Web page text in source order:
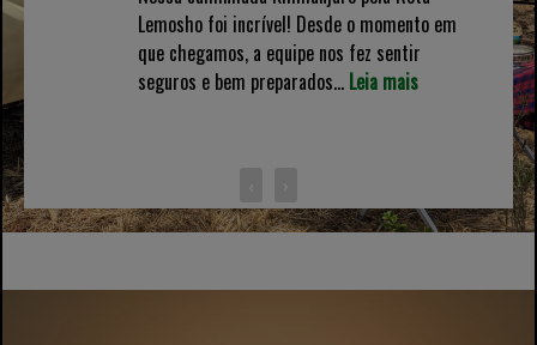
Lemosho foi incrível! Desde o momento em
que chegamos, a equipe nos fez sentir
seguros e bem preparados... Leia mais